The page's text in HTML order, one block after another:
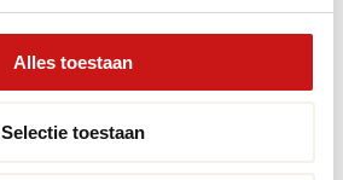
Alles toestaan
Selectie toestaan